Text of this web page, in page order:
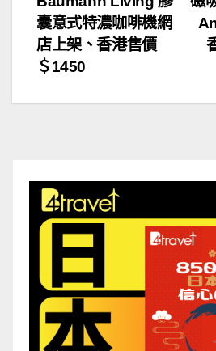
章
導
覽
囊意式特濃咖啡機網
店上架、香港售價
＄1450